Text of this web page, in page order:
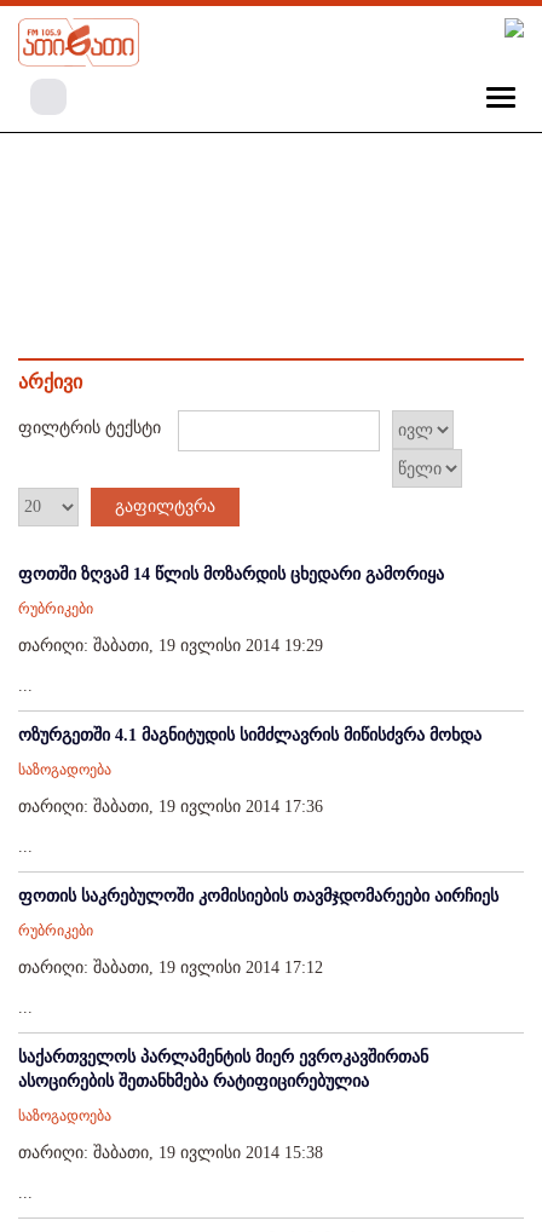
არქივი
ფილტრის ტექსტი
გაფილტვრა
ფოთში ზღვამ 14 წლის მოზარდის ცხედარი გამორიყა
რუბრიკები
თარიღი: შაბათი, 19 ივლისი 2014 19:29
...
ოზურგეთში 4.1 მაგნიტუდის სიმძლავრის მიწისძვრა მოხდა
საზოგადოება
თარიღი: შაბათი, 19 ივლისი 2014 17:36
...
ფოთის საკრებულოში კომისიების თავმჯდომარეები აირჩიეს
რუბრიკები
თარიღი: შაბათი, 19 ივლისი 2014 17:12
...
საქართველოს პარლამენტის მიერ ევროკავშირთან
ასოცირების შეთანხმება რატიფიცირებულია
საზოგადოება
თარიღი: შაბათი, 19 ივლისი 2014 15:38
...